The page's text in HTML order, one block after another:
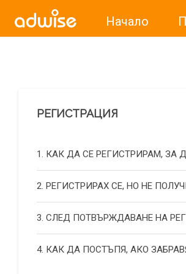
Начало
РЕГИСТРАЦИЯ
1. КАК ДА СЕ РЕГИСТРИРАМ, ЗА
2. РЕГИСТРИРАХ СЕ, НО НЕ
3. СЛЕД ПОТВЪРЖДАВАНЕ НА
4. КАК ДА ПОСТЪПЯ, АКО